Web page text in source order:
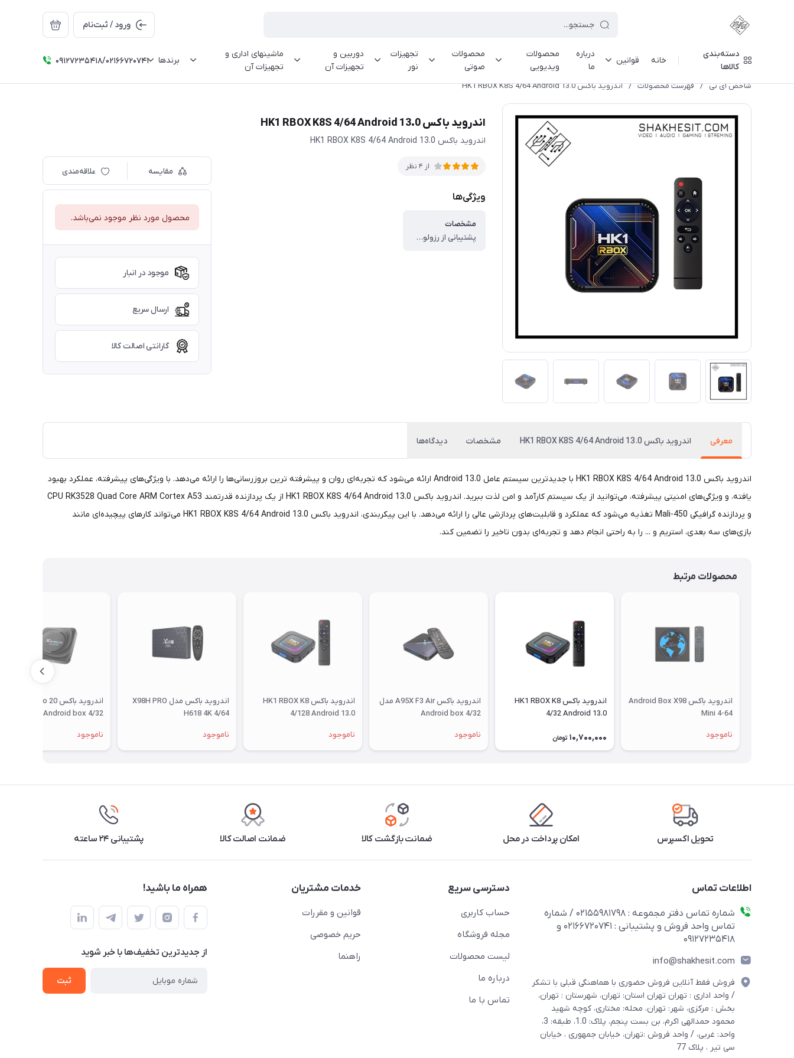
ورود / ثبت‌نام
دسته‌بندی
کالاها
خانه قوانین
درباره
ما
محصولات
ویدیویی
محصولات
صوتی
تجهیزات
نور
دوربین و
تجهیزات آن
ماشینهای اداری و
تجهیزات آن
برندها 09127235418/02166720741
شاخص آی تی / فهرست محصولات / اندروید باکس HK1 RBOX K8S 4/64 Android 13.0
اندروید باکس HK1 RBOX K8S 4/64 Android 13.0
اندروید باکس HK1 RBOX K8S 4/64 Android 13.0
از 4 نظر
ویژگی‌ها
مشخصات
پشتیبانی از رزولوشن 8K ، دارای 4 گیگابایت RAM و 64 گیگابایت eMMC ، پشتیبانی از اندروید 13 ، دارای CPU RK3528 Quad Core ARM Cortex A53 ، کارت گرافیک Mali-450 ، پشتیبانی از فناوری +HDR 10
مقایسه علاقه‌مندی
محصول مورد نظر موجود نمی‌باشد.
موجود در انبار
ارسال سریع
گارانتی اصالت کالا
معرفی اندروید باکس HK1 RBOX K8S 4/64 Android 13.0 مشخصات دیدگاه‌ها
اندروید باکس HK1 RBOX K8S 4/64 Android 13.0 با جدیدترین سیستم عامل Android 13.0 ارائه می‌شود که تجربه‌ای روان و پیشرفته ترین بروزرسانی‌ها را ارائه می‌دهد. با ویژگی‌های پیشرفته، عملکرد بهبود
یافته، و ویژگی‌های امنیتی پیشرفته، می‌توانید از یک سیستم کارآمد و امن لذت ببرید. اندروید باکس HK1 RBOX K8S 4/64 Android 13.0 از یک پردازنده قدرتمند CPU RK3528 Quad Core ARM Cortex A53
و پردازنده گرافیکی Mali-450 تغذیه می‌شود که عملکرد و قابلیت‌های پردازشی عالی را ارائه می‌دهد. با این پیکربندی، اندروید باکس HK1 RBOX K8S 4/64 Android 13.0 می‌تواند کارهای پیچیده‌ای مانند
بازی‌های سه بعدی، استریم و ... را به راحتی انجام دهد و تجربه‌ای بدون تاخیر را تضمین کند.
محصولات مرتبط
اندروید باکس Android Box X98
Mini 4-64
ناموجود
اندروید باکس HK1 RBOX K8
4/32 Android 13.0
10,700,000 تومان
اندروید باکس A95X F3 Air مدل
Android box 4/32
ناموجود
اندروید باکس HK1 RBOX K8
4/128 Android 13.0
ناموجود
اندروید باکس مدل X98H PRO
H618 4K 4/64
ناموجود
Android box 4/32
ناموجود
تحویل اکسپرس امکان پرداخت در محل ضمانت بازگشت کالا ضمانت اصالت کالا پشتیبانی ۲۴ ساعته
اطلاعات تماس
شماره تماس دفتر مجموعه : 02155981798 / شماره
تماس واحد فروش و پشتیبانی : 02166720741 و
09127235418
info@shakhesit.com
فروش فقط آنلاین فروش حضوری با هماهنگی قبلی با تشکر
/ واحد اداری : تهران تهران استان: تهران، شهرستان : تهران،
بخش : مرکزی، شهر: تهران، محله: مختاری، کوچه شهید
محمود حمدالهی اکرم، بن بست پنجم، پلاک: 1.0، طبقه: 3،
واحد: غربی، / واحد فروش :تهران، خیابان جمهوری ، خیابان
سی تیر ، پلاک 77
دسترسی سریع
حساب کاربری
مجله فروشگاه
لیست محصولات
درباره ما
تماس با ما
خدمات مشتریان
قوانین و مقررات
حریم خصوصی
راهنما
همراه ما باشید!
از جدید‌ترین تخفیف‌ها با‌ خبر شوید
ثبت